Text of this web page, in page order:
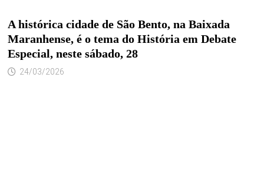
A histórica cidade de São Bento, na Baixada
Maranhense, é o tema do História em Debate
Especial, neste sábado, 28
24/03/2026